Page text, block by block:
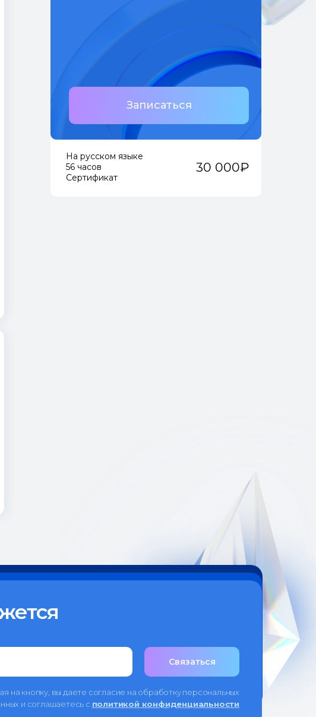
30 000₽
На русском языке
56 часов
Сертификат
Записаться
Связаться
на кнопку, вы даете согласие на обработку персональных
и соглашаетесь c политикой конфиденциальности